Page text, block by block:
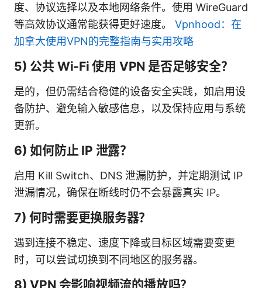
度、协议选择以及本地网络条件。使用 WireGuard
等高效协议通常能获得更好速度。 Vpnhood：在
加拿大使用VPN的完整指南与实用攻略
5) 公共 Wi-Fi 使用 VPN 是否足够安全？
是的，但仍需结合稳健的设备安全实践，如启用设
备防护、避免输入敏感信息，以及保持应用与系统
更新。
6) 如何防止 IP 泄露？
启用 Kill Switch、DNS 泄漏防护，并定期测试 IP
泄漏情况，确保在断线时仍不会暴露真实 IP。
7) 何时需要更换服务器？
遇到连接不稳定、速度下降或目标区域需要变更
时，可以尝试切换到不同地区的服务器。
8) VPN 会影响视频流的播放吗？